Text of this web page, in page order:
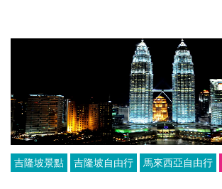
吉隆坡景點 吉隆坡自由行 馬來西亞自由行